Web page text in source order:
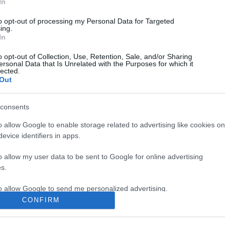
opt-out of processing my Personal Data for Targeted
opt-out of Collection, Use, Retention, Sale, and/or Sharing
Data that Is Unrelated with the Purposes for which it
allow Google to enable storage related to advertising like cookies on
identifiers in apps.
allow my user data to be sent to Google for online advertising
allow Google to send me personalized advertising.
CONFIRM
Olyan volt, mintha azt az elképesztő, szeretetteljes
lecsavarták volna. Neki Indiában kell lennie
egy kicsit meghal, hiába van életben. Világos
neki viszont nem volt szabad tovább itt
akart soha, azt mondta, az ó életfeladatában ez
is beszélt, amely a nyilvánosság előtt zajlott.
Pinterest
,házasságok, megélés,válások